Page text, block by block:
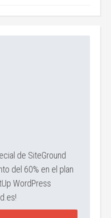
de SiteGround
del 60% en el plan
WordPress